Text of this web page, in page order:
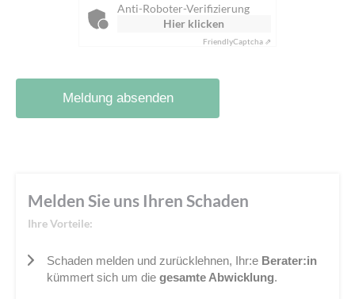
Anti-Roboter-Verifizierung
Hier klicken
FriendlyCaptcha ⇗
Meldung absenden
Melden Sie uns Ihren Schaden
Ihre Vorteile:
Schaden melden und zurücklehnen, Ihr:e Berater:in
kümmert sich um diegesamte Abwicklung.